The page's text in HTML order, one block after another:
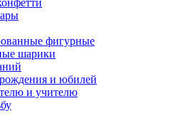
фигурные
шарики
и юбилей
и учителю